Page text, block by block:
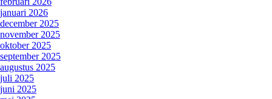
januari 2026
december 2025
november 2025
oktober 2025
september 2025
augustus 2025
juli 2025
juni 2025